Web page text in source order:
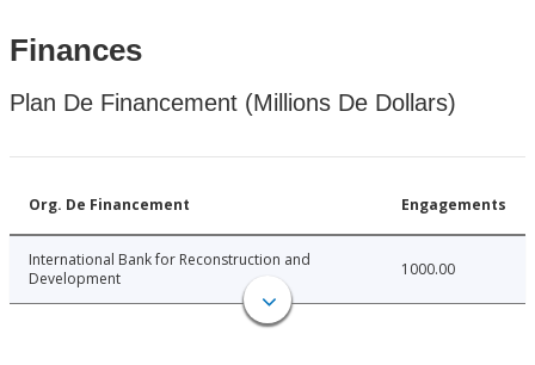
Finances
Plan De Financement (Millions De Dollars)
Org. De Financement Engagements
International Bank for Reconstruction and
Development
1000.00